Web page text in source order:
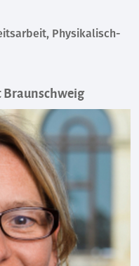
Physikalisch-
Braunschweig